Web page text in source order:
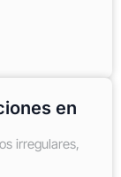
en
irregulares,